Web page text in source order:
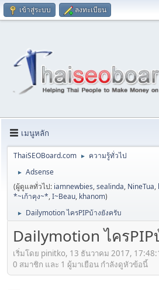
เข้าสู่ระบบ ลงทะเบียน
เมนูหลัก
ThaiSEOBoard.com ► ความรู้ทั่วไป
►
Adsense
(ผู้ดูแลทั่วไป: iamnewbies,sealinda, NineTua,
*~เก้าคุง~*,I~Beau, khanom)
► Dailymotion ไครPIPบ้างยังครับ
Dailymotion ไครPIP
เริ่มโดย pinitko, 13 ธันวาคม 2017,
0 สมาชิก และ 1 ผู้มาเยือน กำลังดูหัวข้อนี้